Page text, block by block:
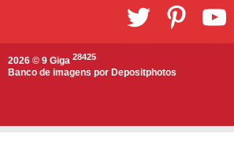
2026 © 9 Giga 28425
Banco de imagens por Depositphotos